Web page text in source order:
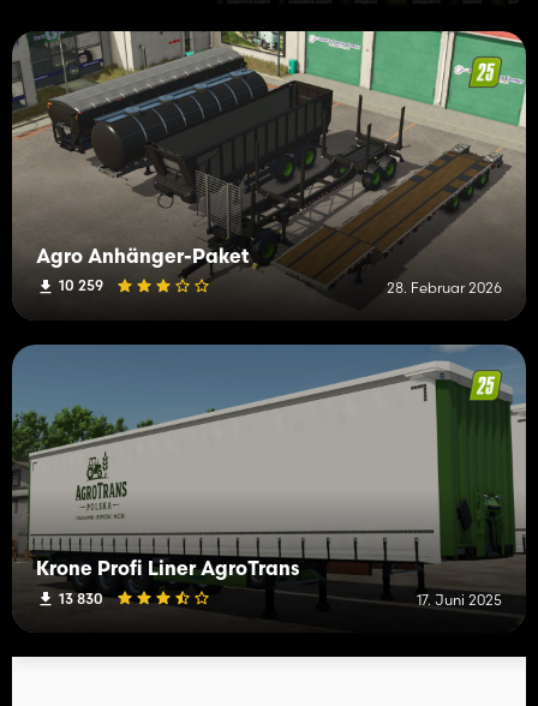
Agro Anhänger-Paket
10 259 28. Februar 2026
Krone Profi Liner AgroTrans
13 830 17. Juni 2025